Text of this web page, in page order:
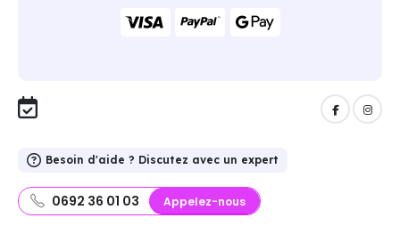
Besoin d'aide ? Discutez avec un expert
0692 36 01 03 Appelez-nous